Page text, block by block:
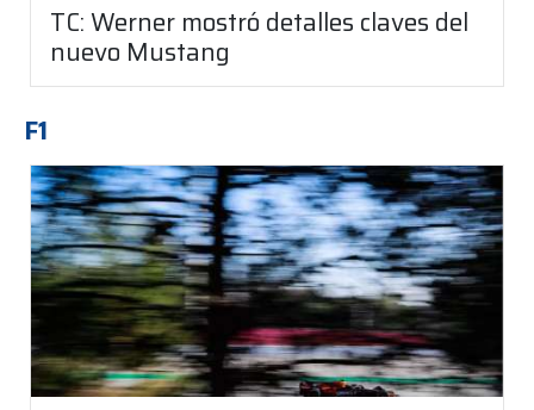
TC: Werner mostró detalles claves del
nuevo Mustang
F1